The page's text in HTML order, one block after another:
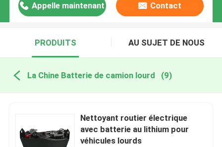
Appelle maintenant Contact
PRODUITS AU SUJET DE NOUS
La Chine Batterie de camion lourd (9)
Nettoyant routier électrique
avec batterie au lithium pour
véhicules lourds